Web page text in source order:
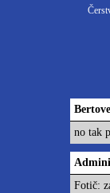
no tak
Admini
Fotič: